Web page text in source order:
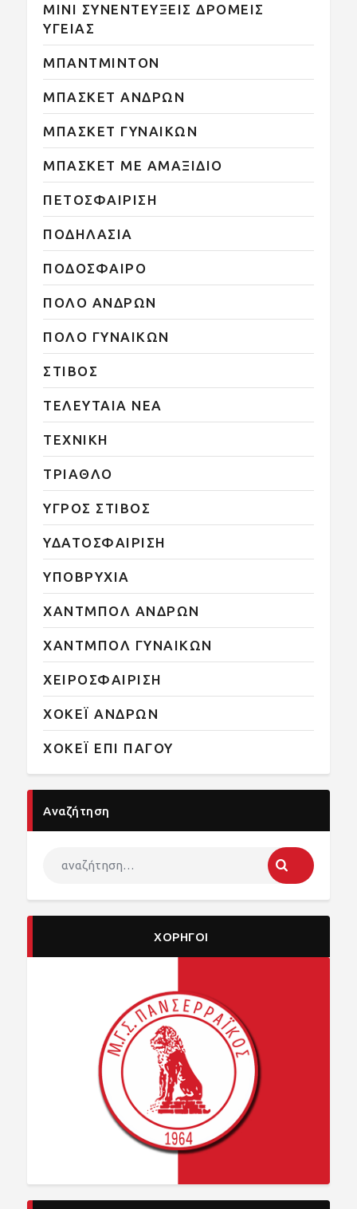
ΜΙΝΙ ΣΥΝΕΝΤΕΥΞΕΙΣ ΔΡΟΜΕΙΣ
ΥΓΕΙΑΣ
ΜΠΑΝΤΜΙΝΤΟΝ
ΜΠΑΣΚΕΤ ΑΝΔΡΩΝ
ΜΠΑΣΚΕΤ ΓΥΝΑΙΚΩΝ
ΜΠΑΣΚΕΤ ΜΕ ΑΜΑΞΙΔΙΟ
ΠΕΤΟΣΦΑΙΡΙΣΗ
ΠΟΔΗΛΑΣΙΑ
ΠΟΔΟΣΦΑΙΡΟ
ΠΟΛΟ ΑΝΔΡΩΝ
ΠΟΛΟ ΓΥΝΑΙΚΩΝ
ΣΤΙΒΟΣ
ΤΕΛΕΥΤΑΙΑ ΝΕΑ
ΤΕΧΝΙΚΗ
ΤΡΙΑΘΛΟ
ΥΓΡΟΣ ΣΤΙΒΟΣ
ΥΔΑΤΟΣΦΑΙΡΙΣΗ
ΥΠΟΒΡΥΧΙΑ
ΧΑΝΤΜΠΟΛ ΑΝΔΡΩΝ
ΧΑΝΤΜΠΟΛ ΓΥΝΑΙΚΩΝ
ΧΕΙΡΟΣΦΑΙΡΙΣΗ
ΧΟΚΕΪ ΑΝΔΡΩΝ
ΧΟΚΕΪ ΕΠΙ ΠΑΓΟΥ
Αναζήτηση
ΧΟΡΗΓΟΙ